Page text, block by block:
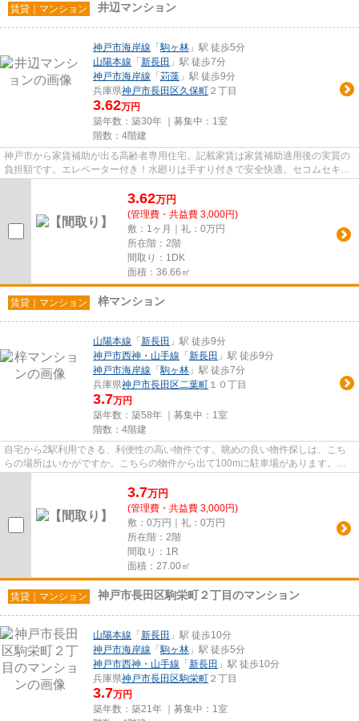
賃貸｜マンション 井辺マンション
神戸市海岸線 「駒ヶ林 」駅 徒歩5分
山陽本線 「 新長田 」駅 徒歩7分
神戸市海岸線 「 苅藻 」駅 徒歩9分
兵庫県神戸市長田区久保町 ２丁目
3.62万円
築年数：築30年 ｜募集中： 1室
階数：4階建
神戸市から家賃補助が出る高齢者専用住宅。記載家賃は家賃補助適用後の実質の
負担額です。エレベーター付き！水廻りは手すり付きで安全快適。セコムセキュ
3.62万円
(管理費・共益費 3,000円)
敷：1ヶ月｜礼：0万円
所在階：2階
間取り：1DK
面積：36.66㎡
賃貸｜マンション 梓マンション
山陽本線 「 新長田 」駅 徒歩9分
神戸市西神・山手線 「 新長田 」駅 徒歩9分
神戸市海岸線 「駒ヶ林 」駅 徒歩7分
兵庫県神戸市長田区二葉町 １０丁目
3.7万円
築年数：築58年 ｜募集中： 1室
階数：4階建
自宅から2駅利用できる、利便性の高い物件です。眺めの良い物件探しは、こち
らの場所はいかがですか。こちらの物件から出て100mに駐車場があります。駅
3.7万円
(管理費・共益費 3,000円)
敷：0万円｜礼：0万円
所在階：2階
間取り：1R
面積：27.00㎡
賃貸｜マンション 神戸市長田区駒栄町２丁目のマンション
山陽本線 「 新長田 」駅 徒歩10分
神戸市海岸線 「駒ヶ林 」駅 徒歩5分
神戸市西神・山手線 「 新長田 」駅 徒歩10分
兵庫県神戸市長田区駒栄町 ２丁目
3.7万円
築年数：築21年 ｜募集中： 1室